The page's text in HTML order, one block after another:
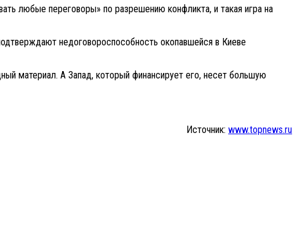
любые переговоры» по разрешению конфликта, и такая игра на
недоговороспособность окопавшейся в Киеве
материал. А Запад, который финансирует его, несет большую
Источник: www.topnews.ru